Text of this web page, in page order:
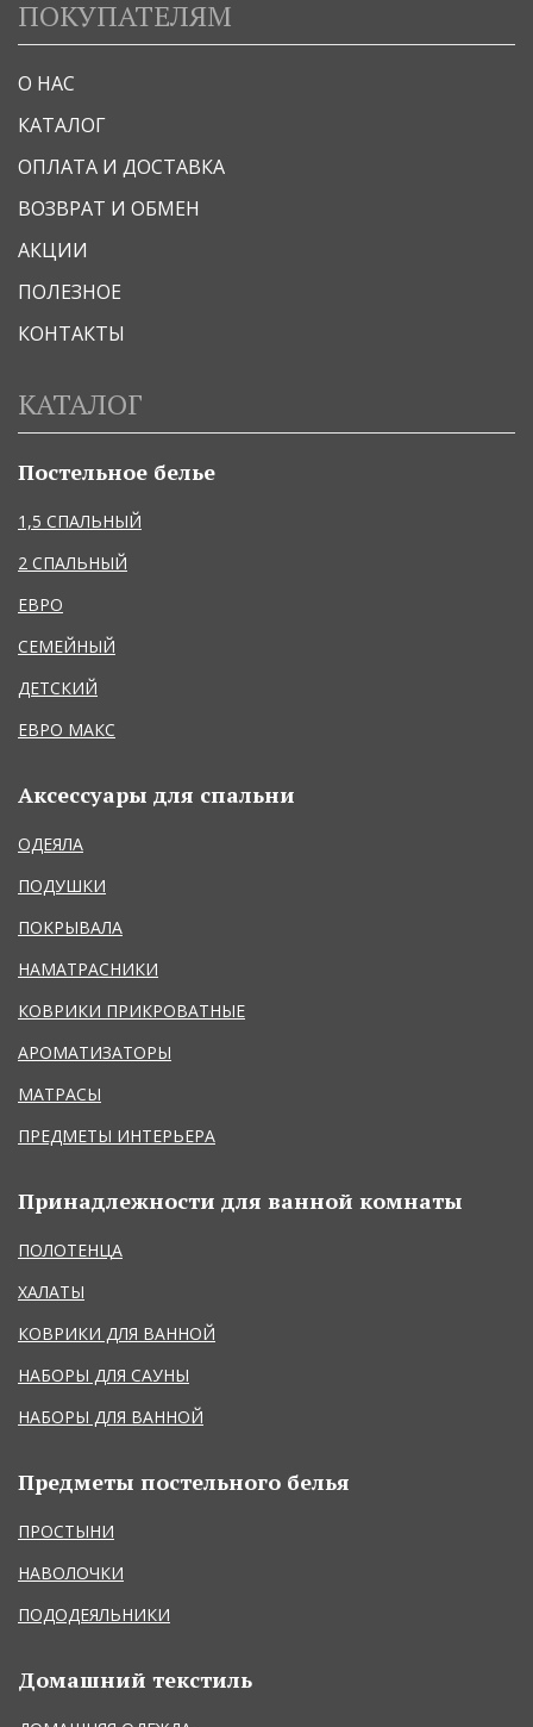
ПОКУПАТЕЛЯМ
О НАС
КАТАЛОГ
ОПЛАТА И ДОСТАВКА
ВОЗВРАТ И ОБМЕН
АКЦИИ
ПОЛЕЗНОЕ
КОНТАКТЫ
КАТАЛОГ
Постельное белье
1,5 СПАЛЬНЫЙ
2 СПАЛЬНЫЙ
ЕВРО
СЕМЕЙНЫЙ
ДЕТСКИЙ
ЕВРО МАКС
Аксессуары для спальни
ОДЕЯЛА
ПОДУШКИ
ПОКРЫВАЛА
НАМАТРАСНИКИ
КОВРИКИ ПРИКРОВАТНЫЕ
АРОМАТИЗАТОРЫ
МАТРАСЫ
ПРЕДМЕТЫ ИНТЕРЬЕРА
Принадлежности для ванной комнаты
ПОЛОТЕНЦА
ХАЛАТЫ
КОВРИКИ ДЛЯ ВАННОЙ
НАБОРЫ ДЛЯ САУНЫ
НАБОРЫ ДЛЯ ВАННОЙ
Предметы постельного белья
ПРОСТЫНИ
НАВОЛОЧКИ
ПОДОДЕЯЛЬНИКИ
Домашний текстиль